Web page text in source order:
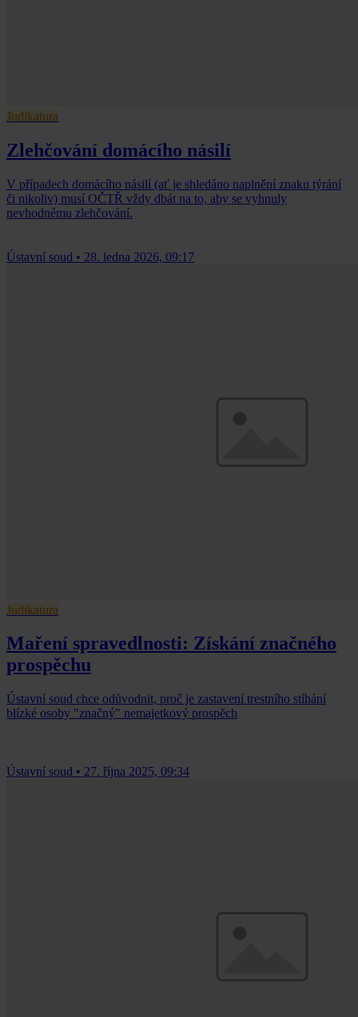
Judikatura
Zlehčování domácího násilí
V případech domácího násilí (ať je shledáno naplnění znaku týrání
či nikoliv) musí OČTŘ vždy dbát na to, aby se vyhnuly
nevhodnému zlehčování.
Ústavní soud • 28. ledna 2026, 09:17
Judikatura
Maření spravedlnosti: Získání značného
prospěchu
Ústavní soud chce odůvodnit, proč je zastavení trestního stíhání
blízké osoby "značný" nemajetkový prospěch
Ústavní soud • 27. října 2025, 09:34